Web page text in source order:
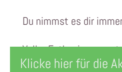
Du nimmst es dir
Voller Enthusiasmus
Klicke hier für die